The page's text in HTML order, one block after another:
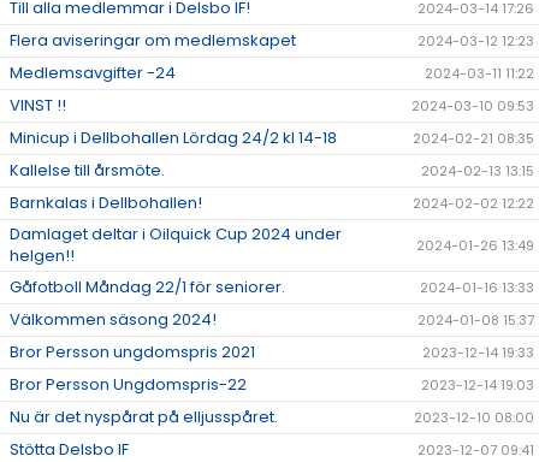
Till alla medlemmar i Delsbo IF! 2024-03-14 17:26
Flera aviseringar om medlemskapet 2024-03-12 12:23
Medlemsavgifter -24 2024-03-11 11:22
VINST !! 2024-03-10 09:53
Minicup i Dellbohallen Lördag 24/2 kl 14-18 2024-02-21 08:35
Kallelse till årsmöte. 2024-02-13 13:15
Barnkalas i Dellbohallen! 2024-02-02 12:22
Damlaget deltar i Oilquick Cup 2024 under
helgen!!
2024-01-26 13:49
Gåfotboll Måndag 22/1 för seniorer. 2024-01-16 13:33
Välkommen säsong 2024! 2024-01-08 15:37
Bror Persson ungdomspris 2021 2023-12-14 19:33
Bror Persson Ungdomspris-22 2023-12-14 19:03
Nu är det nyspårat på elljusspåret. 2023-12-10 08:00
Stötta Delsbo IF 2023-12-07 09:41